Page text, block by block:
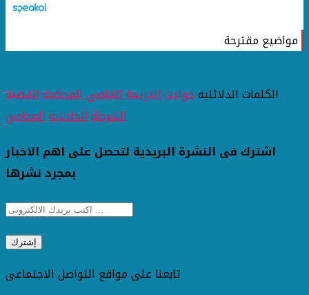
مواضيع مقترحة
الكلمات الدلائليهحوادثالجريمةالقاضيالمحكمةالقضية
الشرطةالداخليةالمحامي
اشترك فى النشرة البريدية لتحصل على اهم الاخبار
بمجرد نشرها
تابعنا على مواقع التواصل الاجتماعى